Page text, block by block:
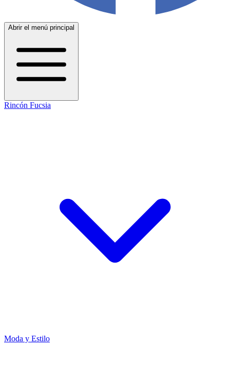
Abrir el menú principal
Rincón Fucsia
Moda y Estilo